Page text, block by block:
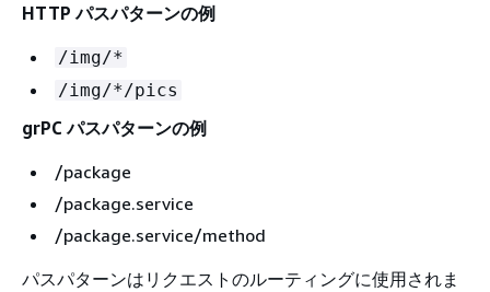
HTTP パスパターンの例
/img/*
/img/*/pics
grPC パスパターンの例
/package
/package.service
/package.service/method
パスパターンはリクエストのルーティングに使用されま